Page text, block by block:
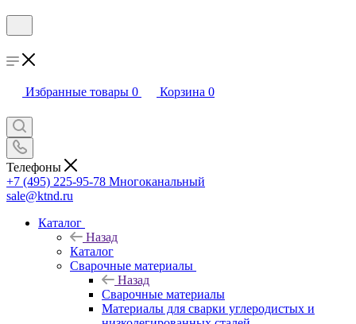
Избранные товары 0 Корзина 0
Телефоны
+7 (495) 225-95-78 Многоканальный
sale@ktnd.ru
Каталог
Назад
Каталог
Сварочные материалы
Назад
Сварочные материалы
Материалы для сварки углеродистых и